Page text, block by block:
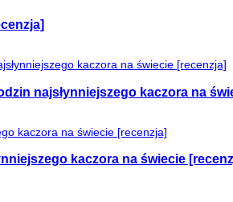
najsłynniejszego kaczora na
kaczora na świecie